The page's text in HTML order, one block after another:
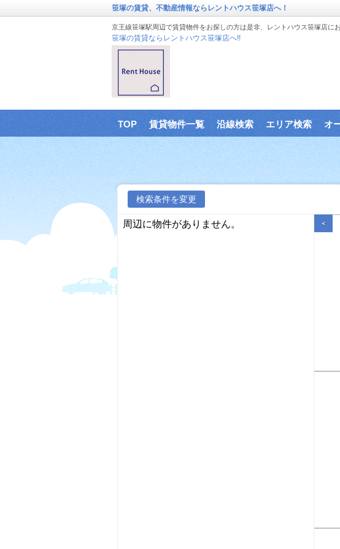
笹塚の賃貸、不動産情報ならレントハウス笹塚店へ！
京王線笹塚駅周辺で賃貸物件をお探しの方は是非、レントハウス笹塚店に
笹塚の賃貸ならレントハウス笹塚店へ!!
TOP 賃貸物件一覧 沿線検索 エリア検索 オ
検索条件を変更
周辺に物件がありません。